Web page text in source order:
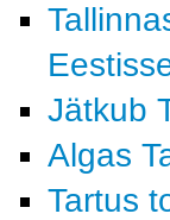
Jätkub
Algas
Tartus